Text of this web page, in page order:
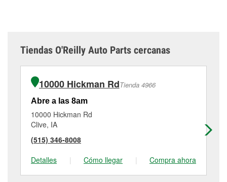
Tiendas O'Reilly Auto Parts cercanas
10000 Hickman RdTienda 4966
Abre a las 8am
10000 Hickman Rd
Clive, IA
(515) 346-8008
Detalles
| Cómo llegar | Compra ahora